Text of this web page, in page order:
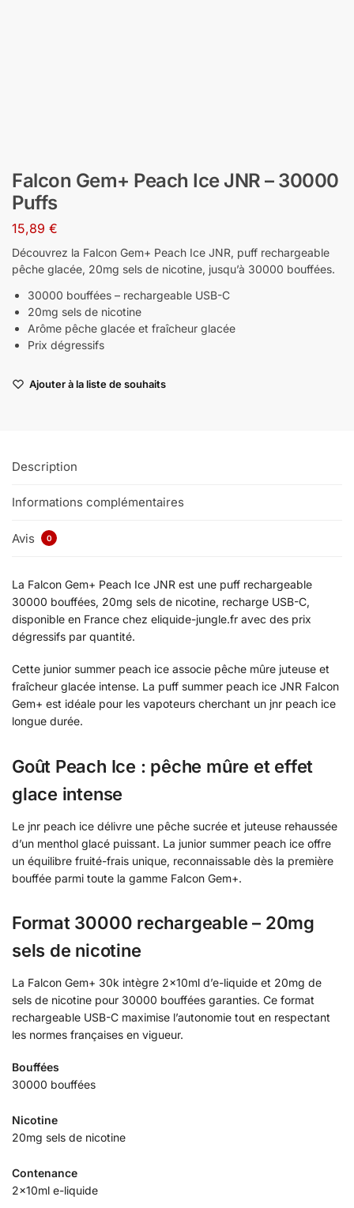
Falcon Gem+ Peach Ice JNR – 30000
Puffs
15,89 €
Découvrez la Falcon Gem+ Peach Ice JNR, puff rechargeable
pêche glacée, 20mg sels de nicotine, jusqu’à 30000 bouffées.
30000 bouffées – rechargeable USB-C
20mg sels de nicotine
Arôme pêche glacée et fraîcheur glacée
Prix dégressifs
Ajouter à la liste de souhaits
Description
Informations complémentaires
Avis 0
La Falcon Gem+ Peach Ice JNR est une puff rechargeable
30000 bouffées, 20mg sels de nicotine, recharge USB-C,
disponible en France chez eliquide-jungle.fr avec des prix
dégressifs par quantité.
Cette junior summer peach ice associe pêche mûre juteuse et
fraîcheur glacée intense. La puff summer peach ice JNR Falcon
Gem+ est idéale pour les vapoteurs cherchant un jnr peach ice
longue durée.
Goût Peach Ice : pêche mûre et effet
glace intense
Le jnr peach ice délivre une pêche sucrée et juteuse rehaussée
d’un menthol glacé puissant. La junior summer peach ice offre
un équilibre fruité-frais unique, reconnaissable dès la première
bouffée parmi toute la gamme Falcon Gem+.
Format 30000 rechargeable – 20mg
sels de nicotine
La Falcon Gem+ 30k intègre 2x10ml d’e-liquide et 20mg de
sels de nicotine pour 30000 bouffées garanties. Ce format
rechargeable USB-C maximise l’autonomie tout en respectant
les normes françaises en vigueur.
Bouffées
30000 bouffées
Nicotine
20mg sels de nicotine
Contenance
2x10ml e-liquide